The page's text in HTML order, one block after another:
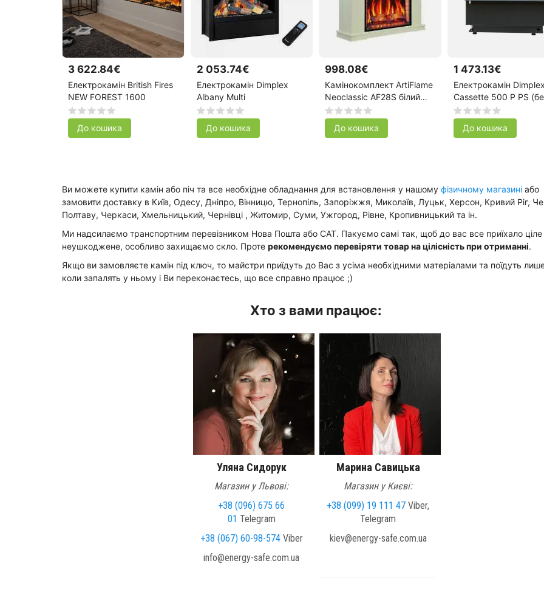
3 622.84€
Електрокамін British Fires
NEW FOREST 1600
До кошика
2 053.74€
Електрокамін Dimplex
Albany Multi
До кошика
998.08€
Камінокомплект ArtiFlame
Neoclassic AF28S білий
дуб
До кошика
1 473.13€
Електрокамін
Cassette 500 P PS
дров)
До кошика
Ви можете купити камін або піч та все необхідне обладнання для встановлення у нашому фізичному магазині або
замовити доставку в Київ, Одесу, Дніпро, Вінницю, Тернопіль, Запоріжжя, Миколаїв, Луцьк, Херсон, Кривий Ріг,
Полтаву, Черкаси, Хмельницький, Чернівці , Житомир, Суми, Ужгород, Рівне, Кропивницький та ін.
Ми надсилаємо транспортним перевізником Нова Пошта або САТ. Пакуємо самі так, щоб до вас все приїхало ціле
неушкоджене, особливо захищаємо скло. Проте рекомендуємо перевіряти товар на цілісність при отриманні.
Якщо ви замовляєте камін під ключ, то майстри приїдуть до Вас з усіма необхідними матеріалами та поїдуть
коли запалять у ньому і Ви переконаєтесь, що все справно працює ;)
Хто з вами працює:
Уляна Сидорук
Магазин у Львові:
+38 (096) 675 66
01 Telegram
+38 (067) 60-98-574Viber
info@energy-safe.com.ua
Марина Савицька
Магазин у Києві:
+38 (099) 19 111 47 Viber,
Telegram
kiev@energy-safe.com.ua